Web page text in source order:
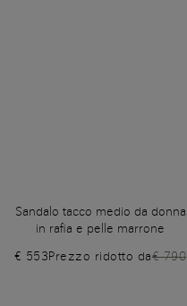
Sandalo tacco medio da donna
in rafia e pelle marrone
€ 553Prezzo ridotto da€ 790